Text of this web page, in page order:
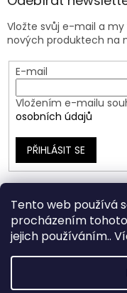
Tento web používá
procházením
jejich používáním..
Vložte svůj e-mail a
nových produktech na
E-mail
Vložením e-mailu
osobních údajů
PŘIHLÁSIT SE